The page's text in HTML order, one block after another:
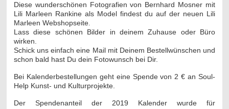
Diese wunderschönen Fotografien von Bernhard Mosner mit
Lili Marleen Rankine als Model findest du auf der neuen Lili
Marleen Webshopseite.
Lass diese schönen Bilder in deinem Zuhause oder Büro
wirken.
Schick uns einfach eine Mail mit Deinem Bestellwünschen und
schon bald hast Du dein Fotowunsch bei Dir.
Bei Kalenderbestellungen geht eine Spende von 2 € an Soul-
Help Kunst- und Kulturprojekte.
Der Spendenanteil der 2019 Kalender wurde für